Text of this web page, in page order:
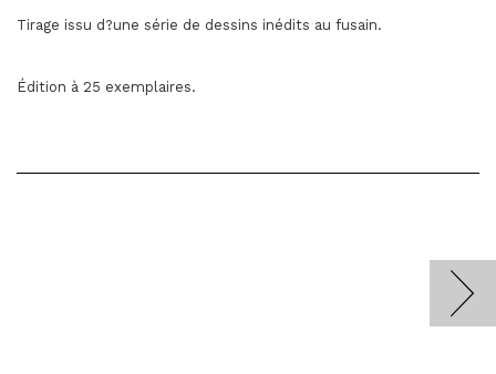
Tirage issu d?une série de dessins inédits au fusain.
Édition à 25 exemplaires.